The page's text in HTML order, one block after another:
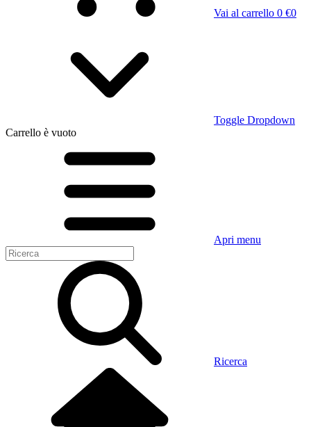
Vai al carrello 0 €0
Toggle Dropdown
Carrello è vuoto
Apri menu
Ricerca